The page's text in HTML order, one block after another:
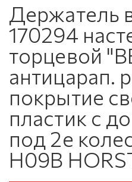
Держатель
170294
торцевой
антицарап.
покрытие
пластик с
под 2е
H09B